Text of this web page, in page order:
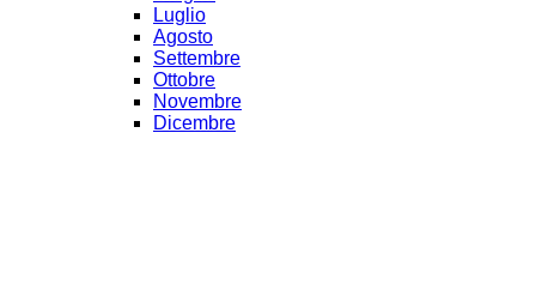
Luglio
Agosto
Settembre
Ottobre
Novembre
Dicembre